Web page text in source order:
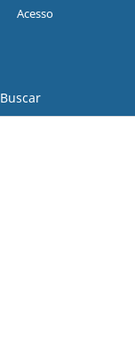
Buscar
Acesso